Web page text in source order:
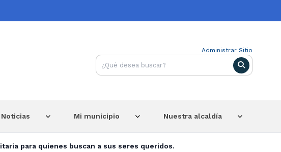
Administrar Sitio
Noticias Mi municipio Nuestra alcaldía
para quienes buscan a sus seres queridos.